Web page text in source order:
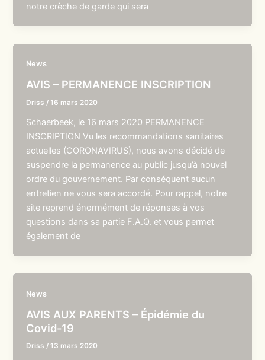
notre crèche de garde qui sera
News
AVIS – PERMANENCE INSCRIPTION
Driss /16 mars 2020
Schaerbeek, le 16 mars 2020 PERMANENCE
INSCRIPTION Vu les recommandations sanitaires
actuelles (CORONAVIRUS), nous avons décidé de
suspendre la permanence au public jusqu’à nouvel
ordre du gouvernement. Par conséquent aucun
entretien ne vous sera accordé. Pour rappel, notre
site reprend énormément de réponses à vos
questions dans sa partie F.A.Q. et vous permet
également de
News
AVIS AUX PARENTS – Épidémie du
Covid-19
Driss /13 mars 2020